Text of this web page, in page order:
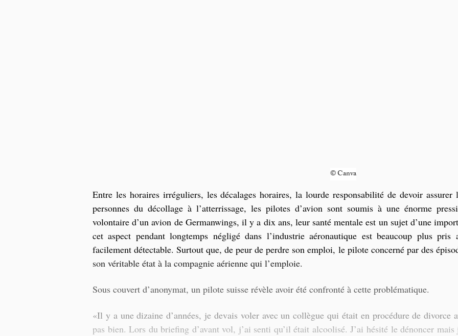
© Canva
Entre les horaires irréguliers, les décalages horaires, la lourde responsabilité de devoir assurer
personnes du décollage à l’atterrissage, les pilotes d’avion sont soumis à une énorme
volontaire d’un avion de Germanwings, il y a dix ans, leur santé mentale est un sujet d’une
cet aspect pendant longtemps négligé dans l’industrie aéronautique est beaucoup plus pris
facilement détectable. Surtout que, de peur de perdre son emploi, le pilote concerné par des
son véritable état à la compagnie aérienne qui l’emploie.
Sous couvert d’anonymat, un pilote suisse révèle avoir été confronté à cette problématique.
«Il y a une dizaine d’années, je devais voler avec un collègue qui était en procédure de divorce
pas bien. Lors du briefing d’avant vol, j’ai senti qu’il était alcoolisé. J’ai hésité le dénoncer